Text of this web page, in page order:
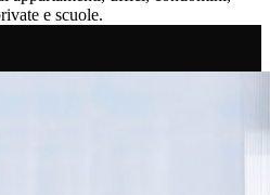
e scuole.